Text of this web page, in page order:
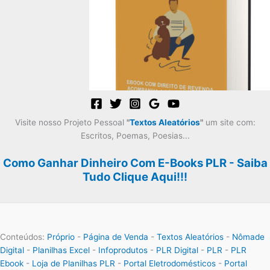
Visite nosso Projeto Pessoal "Textos Aleatórios"um site com:
Escritos, Poemas, Poesias...
Como Ganhar Dinheiro Com E-Books PLR - Saiba
Tudo Clique Aqui!!!
Conteúdos: Próprio - Página de Venda - Textos Aleatórios - Nômade
Digital - Planilhas Excel - Infoprodutos - PLR Digital - PLR - PLR
Ebook - Loja de Planilhas PLR - Portal Eletrodomésticos - Portal